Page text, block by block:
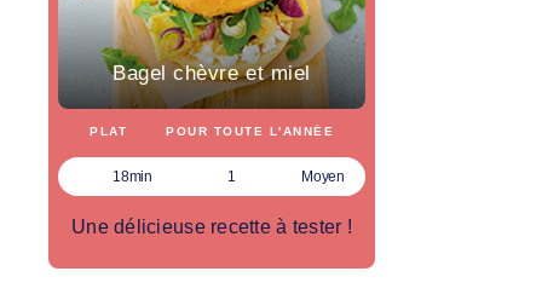
Bagel chèvre et miel
PLAT POUR TOUTE L'ANNÉE
18min 1 Moyen
Une délicieuse recette à tester !